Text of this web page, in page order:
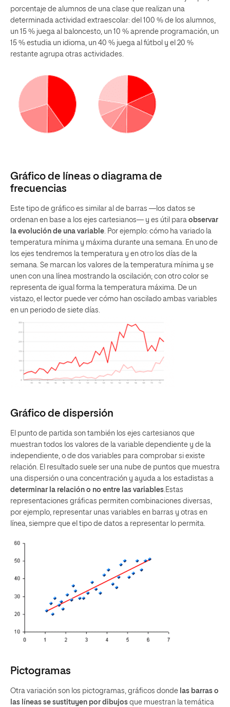
porcentaje de alumnos de una clase que realizan una
determinada actividad extraescolar: del 100 % de los alumnos,
un 15 % juega al baloncesto, un 10 % aprende programación, un
15 % estudia un idioma, un 40 % juega al fútbol y el 20 %
restante agrupa otras actividades.
Gráfico de líneas o diagrama de
frecuencias
Este tipo de gráfico es similar al de barras —los datos se
ordenan en base a los ejes cartesianos— y es útil para observar
la evolución de una variable . Por ejemplo: cómo ha variado la
temperatura mínima y máxima durante una semana. En uno de
los ejes tendremos la temperatura y en otro los días de la
semana. Se marcan los valores de la temperatura mínima y se
unen con una línea mostrando la oscilación; con otro color se
representa de igual forma la temperatura máxima. De un
vistazo, el lector puede ver cómo han oscilado ambas variables
en un periodo de siete días.
Gráfico de dispersión
El punto de partida son también los ejes cartesianos que
muestran todos los valores de la variable dependiente y de la
independiente, o de dos variables para comprobar si existe
relación. El resultado suele ser una nube de puntos que muestra
una dispersión o una concentración y ayuda a los estadistas a
determinar la relación o no entre las variables .Estas
representaciones gráficas permiten combinaciones diversas,
por ejemplo, representar unas variables en barras y otras en
línea, siempre que el tipo de datos a representar lo permita.
Pictogramas
Otra variación son los pictogramas, gráficos donde las barras o
las líneas se sustituyen por dibujos que muestran la temática